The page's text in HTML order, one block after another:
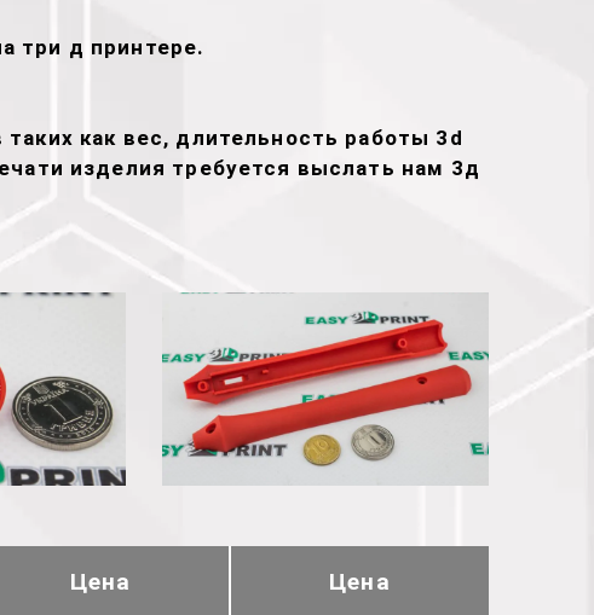
три д принтере.
как вес, длительность работы 3d
изделия требуется выслать нам 3д
Цена Цена